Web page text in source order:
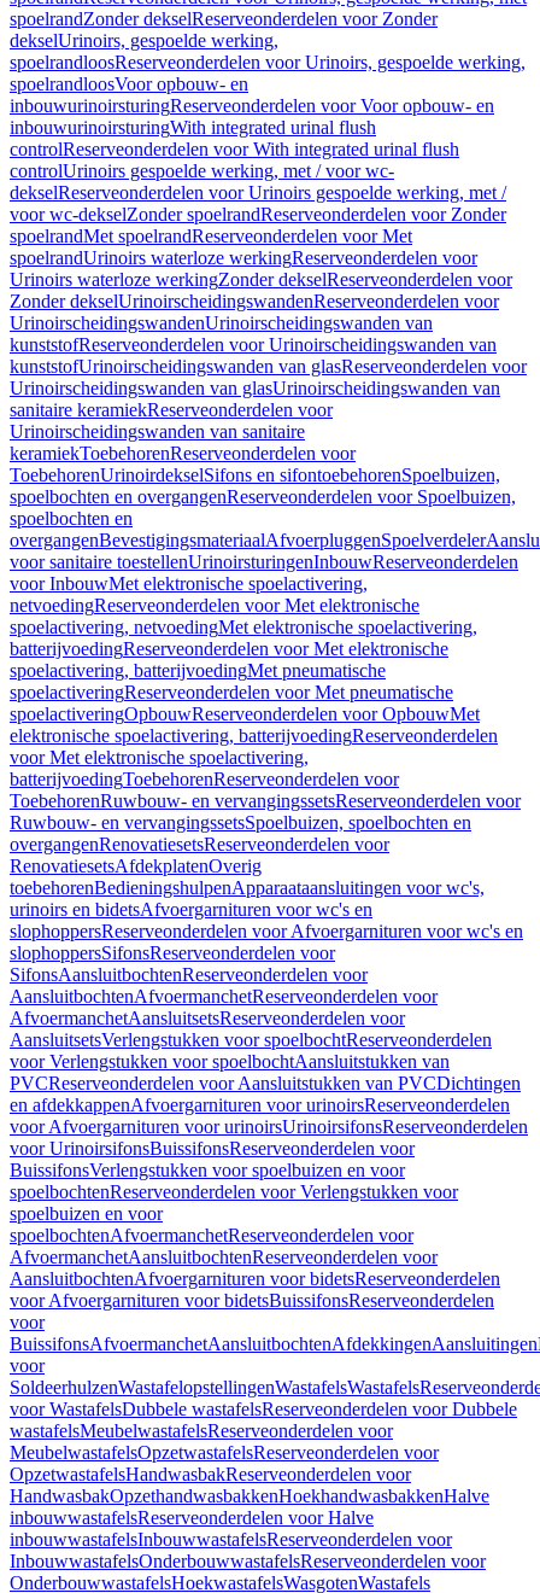
spoelrandZonder dekselReserveonderdelen voor Zonder
dekselUrinoirs, gespoelde werking,
spoelrandloosReserveonderdelen voor Urinoirs, gespoelde werking,
spoelrandloosVoor opbouw- en
inbouwurinoirsturingReserveonderdelen voor Voor opbouw- en
inbouwurinoirsturingWith integrated urinal flush
controlReserveonderdelen voor With integrated urinal flush
controlUrinoirs gespoelde werking, met / voor wc-
dekselReserveonderdelen voor Urinoirs gespoelde werking, met /
voor wc-dekselZonder spoelrandReserveonderdelen voor Zonder
spoelrandMet spoelrandReserveonderdelen voor Met
spoelrandUrinoirs waterloze werkingReserveonderdelen voor
Urinoirs waterloze werkingZonder dekselReserveonderdelen voor
Zonder dekselUrinoirscheidingswandenReserveonderdelen voor
UrinoirscheidingswandenUrinoirscheidingswanden van
kunststofReserveonderdelen voor Urinoirscheidingswanden van
kunststofUrinoirscheidingswanden van glasReserveonderdelen voor
Urinoirscheidingswanden van glasUrinoirscheidingswanden van
sanitaire keramiekReserveonderdelen voor
Urinoirscheidingswanden van sanitaire
keramiekToebehorenReserveonderdelen voor
ToebehorenUrinoirdekselSifons en sifontoebehorenSpoelbuizen,
spoelbochten en overgangenReserveonderdelen voor Spoelbuizen,
spoelbochten en
overgangenBevestigingsmateriaalAfvoerpluggenSpoelverdeler
voor sanitaire toestellenUrinoirsturingenInbouwReserveonderdelen
voor InbouwMet elektronische spoelactivering,
netvoedingReserveonderdelen voor Met elektronische
spoelactivering, netvoedingMet elektronische spoelactivering,
batterijvoedingReserveonderdelen voor Met elektronische
spoelactivering, batterijvoedingMet pneumatische
spoelactiveringReserveonderdelen voor Met pneumatische
spoelactiveringOpbouwReserveonderdelen voor OpbouwMet
elektronische spoelactivering, batterijvoedingReserveonderdelen
voor Met elektronische spoelactivering,
batterijvoedingToebehorenReserveonderdelen voor
ToebehorenRuwbouw- en vervangingssetsReserveonderdelen voor
Ruwbouw- en vervangingssetsSpoelbuizen, spoelbochten en
overgangenRenovatiesetsReserveonderdelen voor
RenovatiesetsAfdekplatenOverig
toebehorenBedieningshulpenApparaataansluitingen voor wc's,
urinoirs en bidetsAfvoergarnituren voor wc's en
slophoppersReserveonderdelen voor Afvoergarnituren voor wc's en
slophoppersSifonsReserveonderdelen voor
SifonsAansluitbochtenReserveonderdelen voor
AansluitbochtenAfvoermanchetReserveonderdelen voor
AfvoermanchetAansluitsetsReserveonderdelen voor
AansluitsetsVerlengstukken voor spoelbochtReserveonderdelen
voor Verlengstukken voor spoelbochtAansluitstukken van
PVCReserveonderdelen voor Aansluitstukken van PVCDichtingen
en afdekkappenAfvoergarnituren voor urinoirsReserveonderdelen
voor Afvoergarnituren voor urinoirsUrinoirsifonsReserveonderdelen
voor UrinoirsifonsBuissifonsReserveonderdelen voor
BuissifonsVerlengstukken voor spoelbuizen en voor
spoelbochtenReserveonderdelen voor Verlengstukken voor
spoelbuizen en voor
spoelbochtenAfvoermanchetReserveonderdelen voor
AfvoermanchetAansluitbochtenReserveonderdelen voor
AansluitbochtenAfvoergarnituren voor bidetsReserveonderdelen
voor Afvoergarnituren voor bidetsBuissifonsReserveonderdelen
voor
BuissifonsAfvoermanchetAansluitbochtenAfdekkingenAansluitingen
voor
SoldeerhulzenWastafelopstellingenWastafelsWastafels
voor WastafelsDubbele wastafelsReserveonderdelen voor Dubbele
wastafelsMeubelwastafelsReserveonderdelen voor
MeubelwastafelsOpzetwastafelsReserveonderdelen voor
OpzetwastafelsHandwasbakReserveonderdelen voor
HandwasbakOpzethandwasbakkenHoekhandwasbakkenHalve
inbouwwastafelsReserveonderdelen voor Halve
inbouwwastafelsInbouwwastafelsReserveonderdelen voor
InbouwwastafelsOnderbouwwastafelsReserveonderdelen voor
OnderbouwwastafelsHoekwastafelsWasgotenWastafels